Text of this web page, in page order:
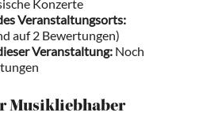
Konzerte
Veranstaltungsorts:
auf 2 Bewertungen)
Veranstaltung: Noch
Musikliebhaber